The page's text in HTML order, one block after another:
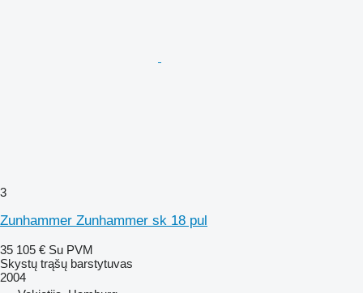
3
Zunhammer Zunhammer sk 18 pul
35 105 € Su PVM
Skystų trąšų barstytuvas
2004